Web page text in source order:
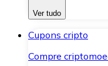
Ver tudo
Cupons cripto
Compre